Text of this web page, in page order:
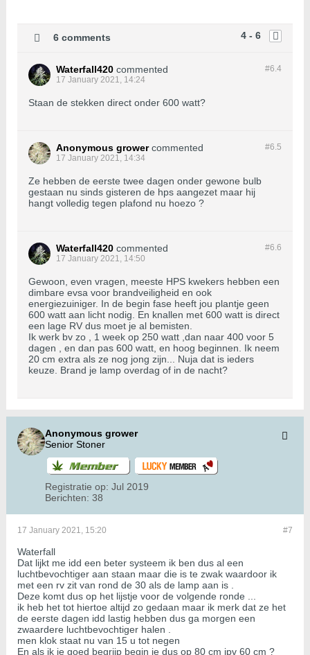
4 - 6
6 comments
#6.4
Waterfall420 commented
17 January 2021, 14:24
Staan de stekken direct onder 600 watt?
#6.5
Anonymous grower commented
17 January 2021, 14:34
Ze hebben de eerste twee dagen onder gewone bulb
gestaan nu sinds gisteren de hps aangezet maar hij
hangt volledig tegen plafond nu hoezo ?
#6.6
Waterfall420 commented
17 January 2021, 14:50
Gewoon, even vragen, meeste HPS kwekers hebben een
dimbare evsa voor brandveiligheid en ook
energiezuiniger. In de begin fase heeft jou plantje geen
600 watt aan licht nodig. En knallen met 600 watt is direct
een lage RV dus moet je al bemisten.
Ik werk bv zo , 1 week op 250 watt ,dan naar 400 voor 5
dagen , en dan pas 600 watt, en hoog beginnen. Ik neem
20 cm extra als ze nog jong zijn... Nuja dat is ieders
keuze. Brand je lamp overdag of in de nacht?
Anonymous grower
Senior Stoner
Registratie op: Jul 2019
Berichten: 38
#7
17 January 2021, 15:20
Waterfall
Dat lijkt me idd een beter systeem ik ben dus al een
luchtbevochtiger aan staan maar die is te zwak waardoor ik
met een rv zit van rond de 30 als de lamp aan is .
Deze komt dus op het lijstje voor de volgende ronde ...
ik heb het tot hiertoe altijd zo gedaan maar ik merk dat ze het
de eerste dagen idd lastig hebben dus ga morgen een
zwaardere luchtbevochtiger halen .
men klok staat nu van 15 u tot negen
En als ik je goed begrijp begin je dus op 80 cm ipv 60 cm ?